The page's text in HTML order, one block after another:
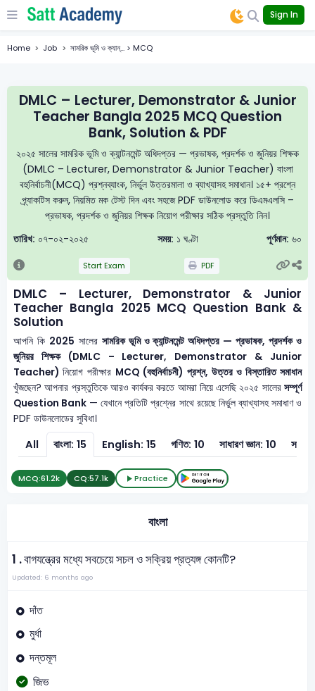
Sign In
Home Job সামরিক ভূমি ও ক্যান্... > MCQ
DMLC – Lecturer, Demonstrator & Junior
Teacher Bangla 2025 MCQ Question
Bank, Solution & PDF
২০২৫ সালের সামরিক ভূমি ও ক্যান্টনমেন্ট অধিদপ্তর — প্রভাষক, প্রদর্শক ও জুনিয়র শিক্ষক
(DMLC – Lecturer, Demonstrator & Junior Teacher) বাংলা
বহুনির্বাচনী(MCQ) প্রশ্নব্যাংক, নির্ভুল উত্তরমালা ও ব্যাখ্যাসহ সমাধান। ১৫+ প্রশ্নে
প্র্যাকটিস করুন, নিয়মিত মক টেস্ট দিন এবং সহজে PDF ডাউনলোড করে ডিএমএলসি –
প্রভাষক, প্রদর্শক ও জুনিয়র শিক্ষক নিয়োগ পরীক্ষার সঠিক প্রস্তুতি নিন।
তারিখ: ০৭-০২-২০২৫ সময়: ১ ঘণ্টা পূর্ণমান: ৬০
Start Exam PDF
DMLC – Lecturer, Demonstrator & Junior
Teacher Bangla 2025 MCQ Question Bank &
Solution
আপনি কি 2025 সালের সামরিক ভূমি ও ক্যান্টনমেন্ট অধিদপ্তর — প্রভাষক, প্রদর্শক ও
জুনিয়র শিক্ষক (DMLC – Lecturer, Demonstrator & Junior
Teacher)নিয়োগ পরীক্ষার MCQ (বহুনির্বাচনী) প্রশ্ন, উত্তর ও বিস্তারিত সমাধান
খুঁজছেন? আপনার প্রস্তুতিকে আরও কার্যকর করতে আমরা নিয়ে এসেছি ২০২৫ সালের সম্পূর্ণ
Question Bank — যেখানে প্রতিটি প্রশ্নের সাথে রয়েছে নির্ভুল ব্যাখ্যাসহ সমাধাণ ও
PDF ডাউনলোডের সুবিধা।
All বাংলা: 15 English: 15 গণিত: 10 সাধারণ জ্ঞান: 10
MCQ:61.2k CQ:57.1k Practice
বাংলা
1 .বাগযন্ত্রের মধ্যে সবচেয়ে সচল ও সক্রিয় প্রত্যঙ্গ কোনটি?
Updated: 6 months ago
দাঁত
মুর্ধা
দন্তমূল
জিভ